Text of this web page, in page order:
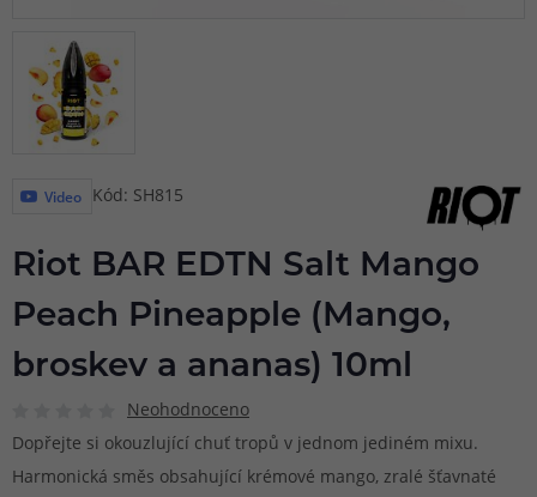
Video Kód: SH815
Riot BAR EDTN Salt Mango
Peach Pineapple (Mango,
broskev a ananas) 10ml
Neohodnoceno
Dopřejte si okouzlující chuť tropů v jednom jediném mixu.
Harmonická směs obsahující krémové mango, zralé šťavnaté